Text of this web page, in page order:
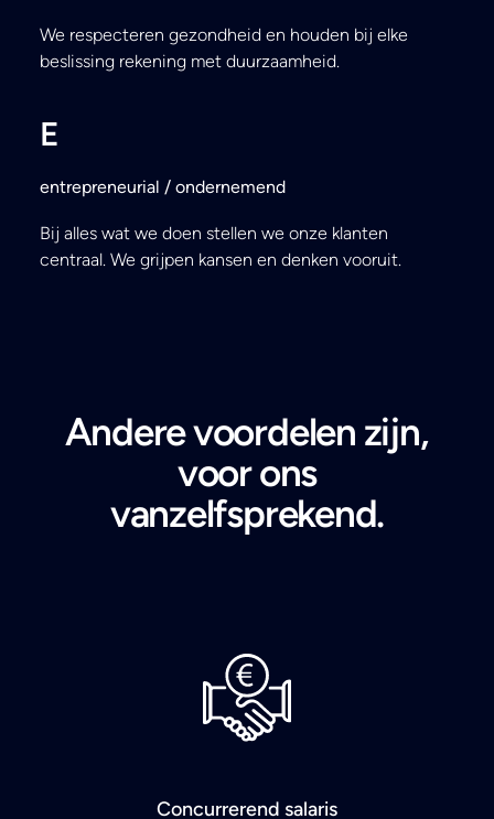
We respecteren gezondheid en houden bij elke
beslissing rekening met duurzaamheid.
E
entrepreneurial / ondernemend
Bij alles wat we doen stellen we onze klanten
centraal. We grijpen kansen en denken vooruit.
Andere voordelen zijn,
voor ons
vanzelfsprekend.
Concurrerend salaris